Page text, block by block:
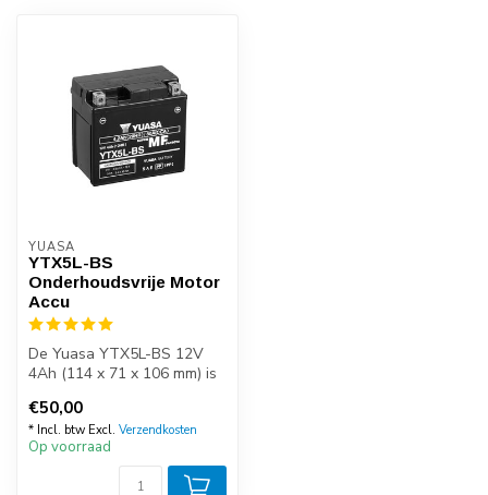
YUASA
YTX5L-BS
Onderhoudsvrije Motor
Accu
De Yuasa YTX5L-BS 12V
4Ah (114 x 71 x 106 mm) is
diegenen ...
€50,00
* Incl. btw Excl. Verzendkosten
Op voorraad